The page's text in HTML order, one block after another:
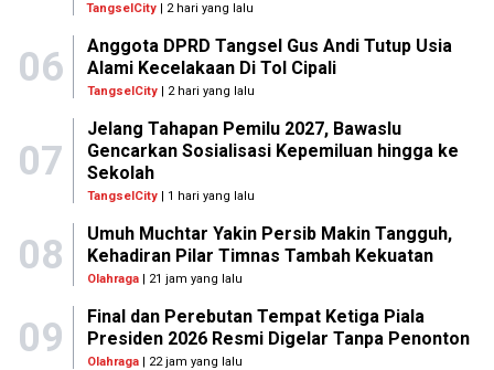
TangselCity | 2 hari yang lalu
06
Anggota DPRD Tangsel Gus Andi Tutup Usia
Alami Kecelakaan Di Tol Cipali
TangselCity| 2 hari yang lalu
07
Jelang Tahapan Pemilu 2027, Bawaslu
Gencarkan Sosialisasi Kepemiluan hingga ke
Sekolah
TangselCity| 1 hari yang lalu
08
Umuh Muchtar Yakin Persib Makin Tangguh,
Kehadiran Pilar Timnas Tambah Kekuatan
Olahraga| 21 jam yang lalu
09
Final dan Perebutan Tempat Ketiga Piala
Presiden 2026 Resmi Digelar Tanpa Penonton
Olahraga| 22 jam yang lalu